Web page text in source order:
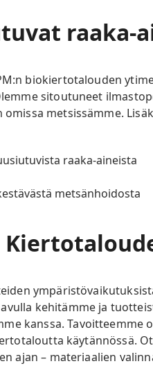
raaka-
biokiertotalouden
sitoutuneet
omissa metsissämme.
raaka-aineista
metsänhoidosta
avulla kehitämme ja
kanssa.
käytännössä.
ajan – materiaalien